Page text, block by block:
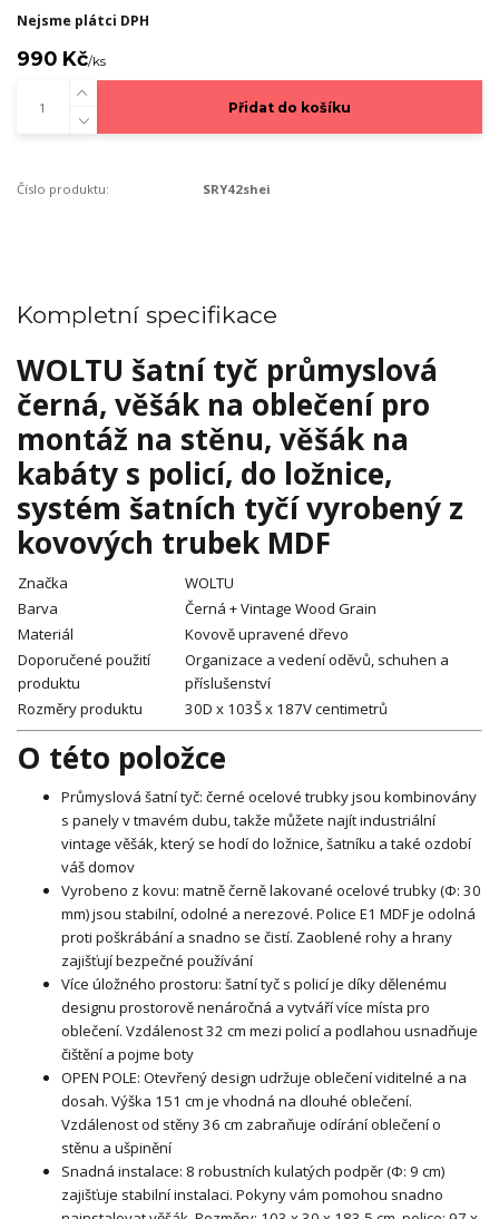
Nejsme plátci DPH
990 Kč/ks
Přidat do košíku
Číslo produktu: SRY42shei
Kompletní specifikace
WOLTU šatní tyč průmyslová
černá, věšák na oblečení pro
montáž na stěnu, věšák na
kabáty s policí, do ložnice,
systém šatních tyčí vyrobený z
kovových trubek MDF
Značka
WOLTU
Barva
Černá + Vintage Wood Grain
Materiál
Kovově upravené dřevo
Doporučené použití
produktu
Organizace a vedení oděvů, schuhen a
příslušenství
Rozměry produktu
30D x 103Š x 187V centimetrů
O této položce
Průmyslová šatní tyč: černé ocelové trubky jsou kombinovány
s panely v tmavém dubu, takže můžete najít industriální
vintage věšák, který se hodí do ložnice, šatníku a také ozdobí
váš domov
Vyrobeno z kovu: matně černě lakované ocelové trubky (Φ: 30
mm) jsou stabilní, odolné a nerezové. Police E1 MDF je odolná
proti poškrábání a snadno se čistí. Zaoblené rohy a hrany
zajišťují bezpečné používání
Více úložného prostoru: šatní tyč s policí je díky dělenému
designu prostorově nenáročná a vytváří více místa pro
oblečení. Vzdálenost 32 cm mezi policí a podlahou usnadňuje
čištění a pojme boty
OPEN POLE: Otevřený design udržuje oblečení viditelné a na
dosah. Výška 151 cm je vhodná na dlouhé oblečení.
Vzdálenost od stěny 36 cm zabraňuje odírání oblečení o
stěnu a ušpinění
Snadná instalace: 8 robustních kulatých podpěr (Φ: 9 cm)
zajišťuje stabilní instalaci. Pokyny vám pomohou snadno